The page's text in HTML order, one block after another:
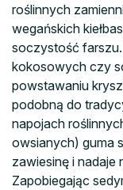
roślinnych
wegańskich
soczystość
kokosowych czy
powstawaniu
podobną do
napojach
owsianych) guma
zawiesinę i nadaje
Zapobiegając